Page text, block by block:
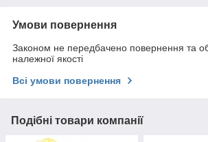
Умови повернення
Законом не передбачено повернення та
належної якості
Всі умови повернення
Подібні товари компанії